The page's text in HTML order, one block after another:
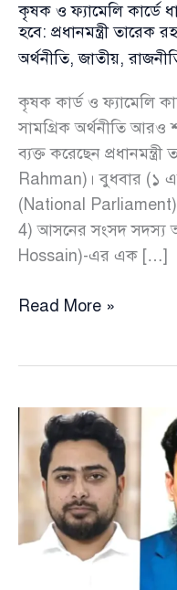
কৃষক ও ফ্যামেলি কার্ডে
হবে: প্রধানমন্ত্রী তারেক
অর্থনীতি,জাতীয়,
কৃষক কার্ড ও ফ্যামেলি
সামগ্রিক অর্থনীতি
ব্যক্ত করেছেন
Rahman)। বুধবার (১
(National
4) আসনের সংসদ সদস্য
Hossain)-এর এক […]
কৃষক
ধাপে
ধাপে
অর্থনীতির
ভিত
মজবুত
হবে:
প্রধানমন্ত্রী
Read More »